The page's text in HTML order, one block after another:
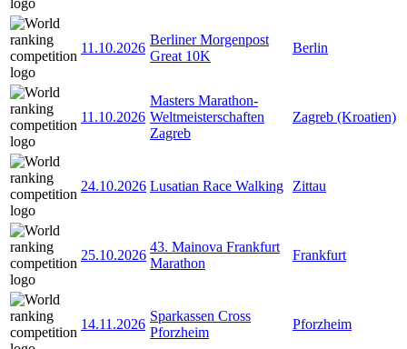
11.10.2026
Berliner Morgenpost
Great 10K
Berlin
11.10.2026
Masters Marathon-
Weltmeisterschaften
Zagreb
Zagreb (Kroatien)
24.10.2026 Lusatian Race Walking Zittau
25.10.2026
43. Mainova Frankfurt
Marathon
Frankfurt
14.11.2026
Sparkassen Cross
Pforzheim
Pforzheim